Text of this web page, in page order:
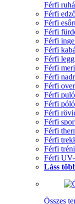
Férfi
Férfi
Férfi
Férfi
Férfi
Férfi
Férfi
Férfi
Férfi
Férfi
Férfi
Férfi
Férfi
Férfi
Férfi
Férfi
Férfi
Férfi
Láss
Összes